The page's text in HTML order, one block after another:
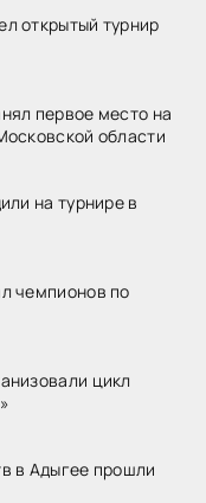
открытый турнир
первое место на
области
на турнире в
чемпионов по
цикл
в Адыгее прошли